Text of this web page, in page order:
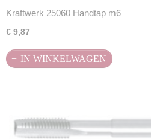
Kraftwerk 25060 Handtap m6
€ 9,87
IN WINKELWAGEN